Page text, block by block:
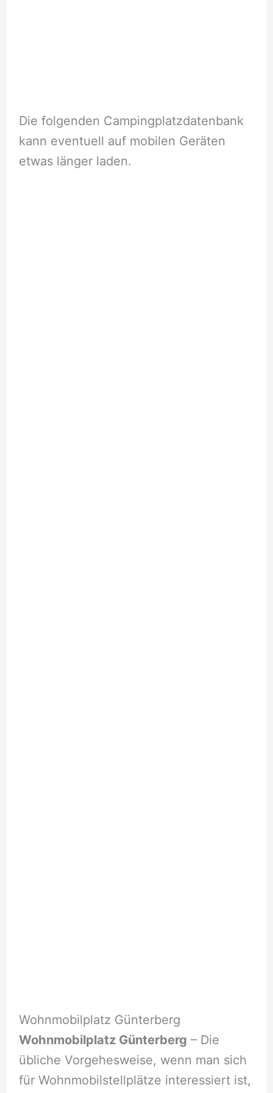
Die folgenden Campingplatzdatenbank
kann eventuell auf mobilen Geräten
etwas länger laden.
Wohnmobilplatz Günterberg
Wohnmobilplatz Günterberg – Die
übliche Vorgehesweise, wenn man sich
für Wohnmobilstellplätze interessiert ist,